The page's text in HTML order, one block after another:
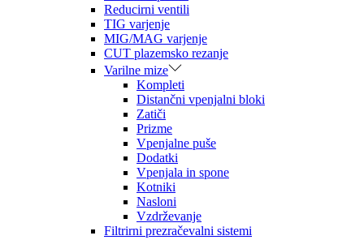
Reducirni ventili
TIG varjenje
MIG/MAG varjenje
CUT plazemsko rezanje
Varilne mize
Kompleti
Distančni vpenjalni bloki
Zatiči
Prizme
Vpenjalne puše
Dodatki
Vpenjala in spone
Kotniki
Nasloni
Vzdrževanje
Filtrirni prezračevalni sistemi